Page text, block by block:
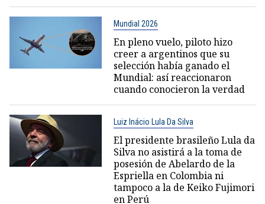
Mundial 2026
En pleno vuelo, piloto hizo
creer a argentinos que su
selección había ganado el
Mundial: así reaccionaron
cuando conocieron la verdad
Luiz Inácio Lula Da Silva
El presidente brasileño Lula da
Silva no asistirá a la toma de
posesión de Abelardo de la
Espriella en Colombia ni
tampoco a la de Keiko Fujimori
en Perú